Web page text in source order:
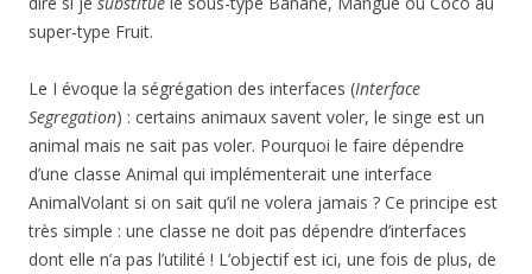
super-type Fruit.
Le I évoque la ségrégation des interfaces (Interface
Segregation) : certains animaux savent voler, le singe est un
animal mais ne sait pas voler. Pourquoi le faire dépendre
d’une classe Animal qui implémenterait une interface
AnimalVolant si on sait qu’il ne volera jamais ? Ce principe est
très simple : une classe ne doit pas dépendre d’interfaces
dont elle n’a pas l’utilité ! L’objectif est ici, une fois de plus, de